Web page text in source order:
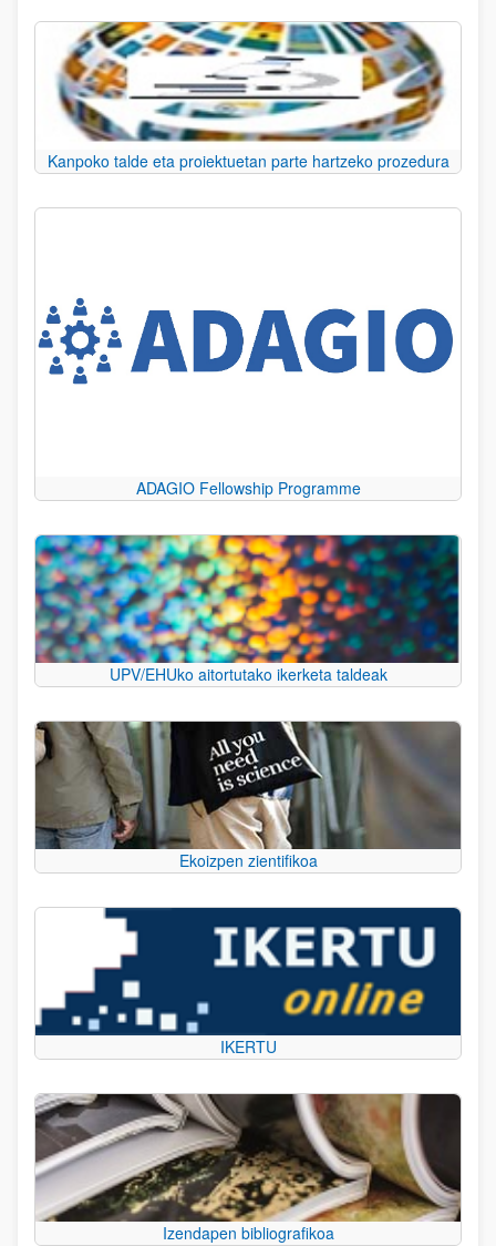
Kanpoko talde eta proiektuetan parte hartzeko prozedura
ADAGIO Fellowship Programme
UPV/EHUko aitortutako ikerketa taldeak
Ekoizpen zientifikoa
IKERTU
Izendapen bibliografikoa